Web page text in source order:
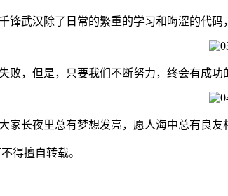
锋武汉除了日常的繁重的学习和晦涩的代
，但是，只要我们不断努力，终会有成功
长夜里总有梦想发亮，愿人海中总有良友
得擅自转载。